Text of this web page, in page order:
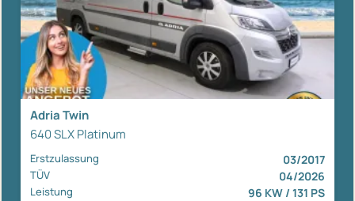
Adria Twin
640 SLX Platinum
Erstzulassung 03/2017
TÜV 04/2026
Leistung 96 KW / 131 PS